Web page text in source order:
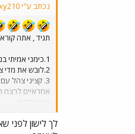
נכתב ע"י xyxy210:
תגיד , אתה
1.כימני אמיתי בניגוד ל
2.לובש את מדי צה"ל, הוא איש מגעיל וטיפש.
3. קציני צהל
לך לישון לפני